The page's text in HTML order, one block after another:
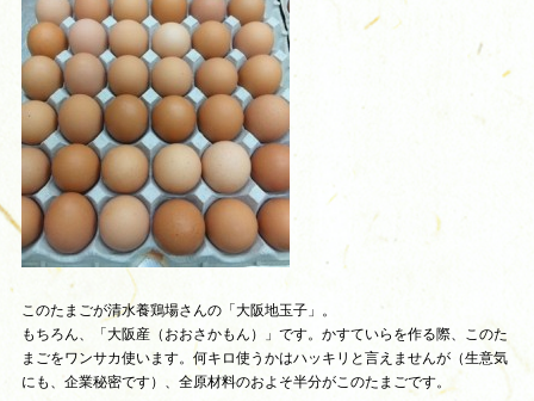
このたまごが清水養鶏場さんの「大阪地玉子」。
もちろん、「大阪産（おおさかもん）」です。かすていらを作る際、このた
まごをワンサカ使います。何キロ使うかはハッキリと言えませんが（生意気
にも、企業秘密です）、全原材料のおよそ半分がこのたまごです。